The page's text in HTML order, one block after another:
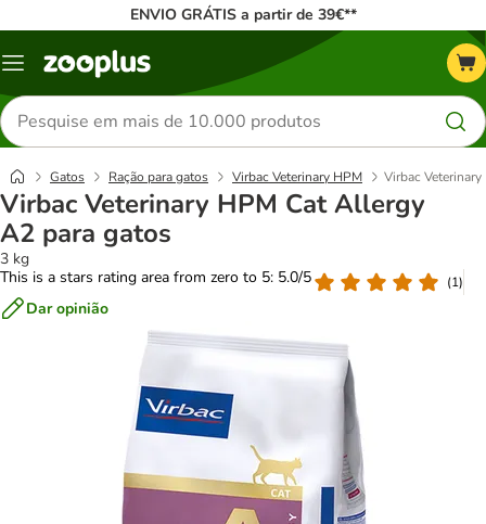
ENVIO GRÁTIS a partir de 39€**
Menu
Pesquisar
produtos
Gatos Ração para gatos Virbac Veterinary HPM Virbac
Virbac Veterinary HPM Cat Allergy
A2 para gatos
3 kg
This is a stars rating area from zero to 5: 5.0/5
(1)
Dar opinião